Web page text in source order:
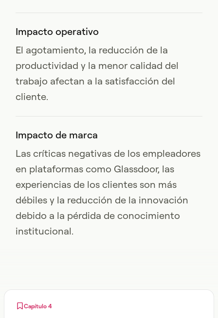
Impacto operativo
El agotamiento, la reducción de la
productividad y la menor calidad del
trabajo afectan a la satisfacción del
cliente.
Impacto de marca
Las críticas negativas de los empleadores
en plataformas como Glassdoor, las
experiencias de los clientes son más
débiles y la reducción de la innovación
debido a la pérdida de conocimiento
institucional.
Capítulo 4